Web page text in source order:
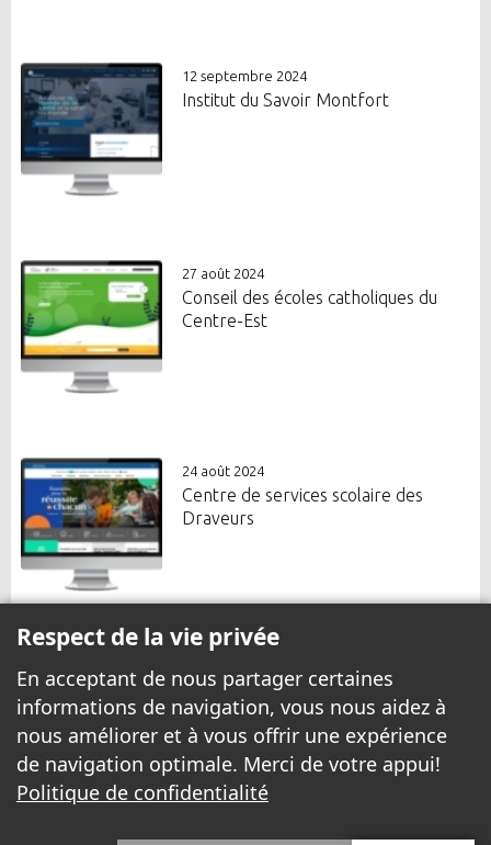
12 septembre 2024
Institut du Savoir Montfort
27 août 2024
Conseil des écoles catholiques du
Centre-Est
24 août 2024
Centre de services scolaire des
Draveurs
Respect de la vie privée
En acceptant de nous partager certaines
informations de navigation, vous nous aidez à
nous améliorer et à vous offrir une expérience
de navigation optimale. Merci de votre appui!
Politique de confidentialité
© 1999 - 2026 Yannick.net Tous droits réservés.
Avis légal|Politique de confidentialité